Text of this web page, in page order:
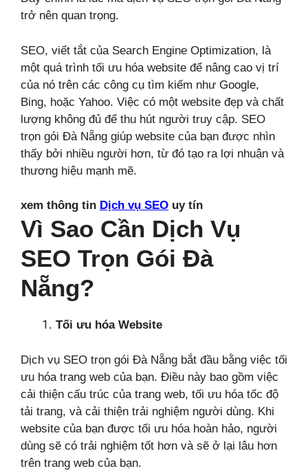
trở nên quan trọng.
SEO, viết tắt của Search Engine Optimization, là
một quá trình tối ưu hóa website để nâng cao vị trí
của nó trên các công cụ tìm kiếm như Google,
Bing, hoặc Yahoo. Việc có một website đẹp và chất
lượng không đủ để thu hút người truy cập. SEO
trọn gói Đà Nẵng giúp website của bạn được nhìn
thấy bởi nhiều người hơn, từ đó tạo ra lợi nhuận và
thương hiệu mạnh mẽ.
xem thông tin Dịch vụ SEO uy tín
Vì Sao Cần Dịch Vụ
SEO Trọn Gói Đà
Nẵng?
Tối ưu hóa Website
Dịch vụ SEO trọn gói Đà Nẵng bắt đầu bằng việc tối
ưu hóa trang web của bạn. Điều này bao gồm việc
cải thiện cấu trúc của trang web, tối ưu hóa tốc độ
tải trang, và cải thiện trải nghiệm người dùng. Khi
website của bạn được tối ưu hóa hoàn hảo, người
dùng sẽ có trải nghiệm tốt hơn và sẽ ở lại lâu hơn
trên trang web của bạn.